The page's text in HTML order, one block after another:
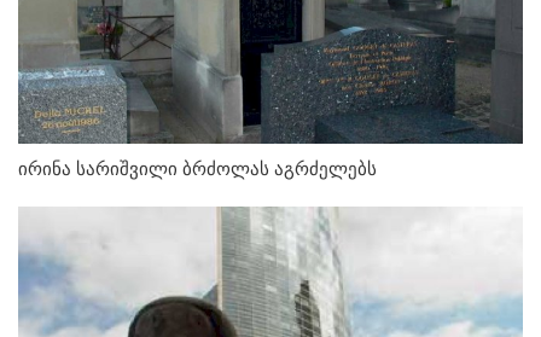
ირინა სარიშვილი ბრძოლას აგრძელებს